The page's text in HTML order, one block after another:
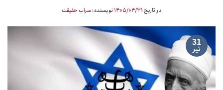
در تاریخ ۱۴۰۵/۰۴/۳۱ نویسنده:سراب حقیقت
31
تیر